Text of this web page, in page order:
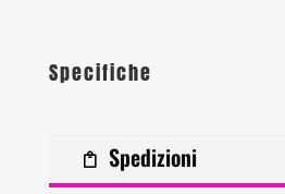
Specifiche
Spedizioni